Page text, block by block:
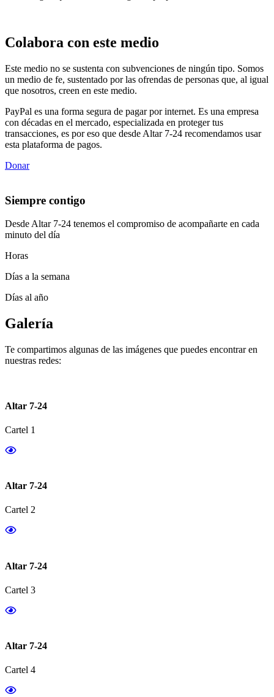
Colabora con este medio
Este medio no se sustenta con subvenciones de ningún tipo. Somos
un medio de fe, sustentado por las ofrendas de personas que, al igual
que nosotros, creen en este medio.
PayPal es una forma segura de pagar por internet. Es una empresa
con décadas en el mercado, especializada en proteger tus
transacciones, es por eso que desde Altar 7-24 recomendamos usar
esta plataforma de pagos.
Donar
Siempre contigo
Desde Altar 7-24 tenemos el compromiso de acompañarte en cada
minuto del día
Horas
Días a la semana
Días al año
Galería
Te compartimos algunas de las imágenes que puedes encontrar en
nuestras redes:
Altar 7-24
Cartel 1
Altar 7-24
Cartel 2
Altar 7-24
Cartel 3
Altar 7-24
Cartel 4